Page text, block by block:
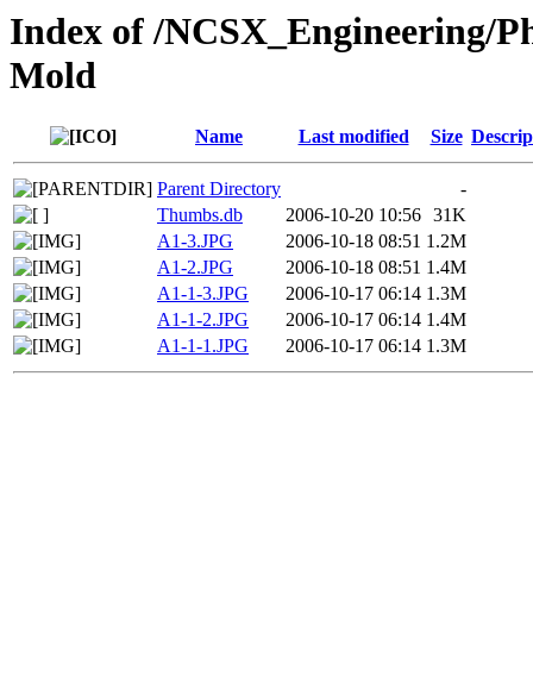
Index of /NCSX_Engineering/
Mold
Name Last modified Size
Parent Directory
-
Thumbs.db
2006-10-20 10:56 31K
A1-3.JPG
2006-10-18 08:51 1.2M
A1-2.JPG
2006-10-18 08:51 1.4M
A1-1-3.JPG
2006-10-17 06:14 1.3M
A1-1-2.JPG
2006-10-17 06:14 1.4M
A1-1-1.JPG
2006-10-17 06:14 1.3M